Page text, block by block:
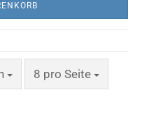
8 pro Seite
pro Seite